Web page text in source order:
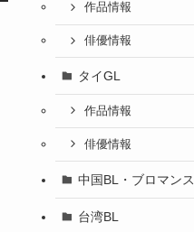
作品情報
俳優情報
タイGL
作品情報
俳優情報
中国BL・ブロマンス
台湾BL